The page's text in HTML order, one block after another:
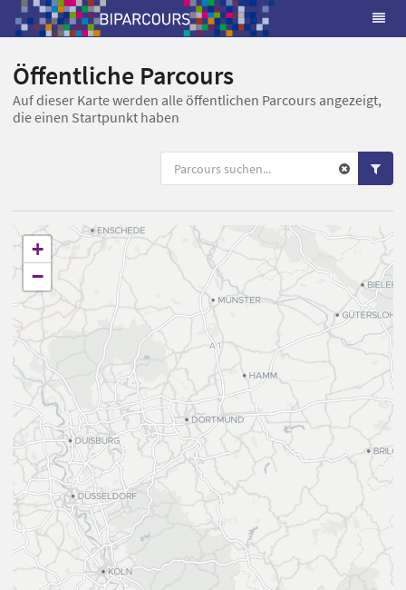
Öffentliche Parcours
Auf dieser Karte werden alle öffentlichen Parcours angezeigt,
die einen Startpunkt haben
+
−